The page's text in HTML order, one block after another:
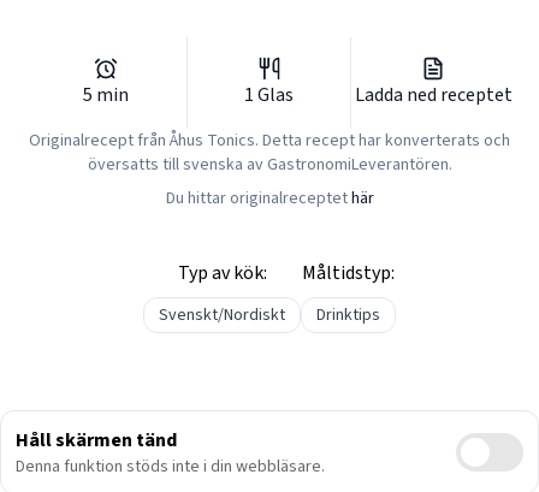
5 min 1Glas Ladda ned receptet
Originalrecept frånÅhus Tonics. Detta recept har konverterats och
översatts till svenska av GastronomiLeverantören.
Du hittar originalreceptethär
Typ av kök:
Svenskt/Nordiskt
Måltidstyp:
Drinktips
Håll skärmen tänd
Denna funktion stöds inte i din webbläsare.